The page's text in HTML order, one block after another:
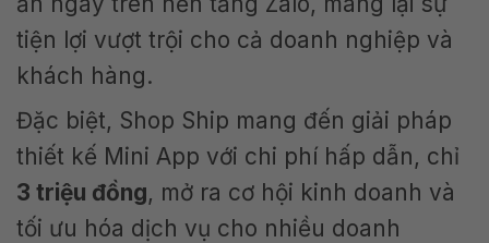
tiện lợi vượt trội cho cả doanh nghiệp và
khách hàng.
Đặc biệt, Shop Ship mang đến giải pháp
thiết kế Mini App với chi phí hấp dẫn, chỉ
3 triệu đồng, mở ra cơ hội kinh doanh và
tối ưu hóa dịch vụ cho nhiều doanh